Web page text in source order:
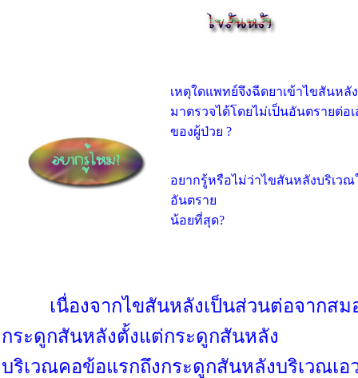
เหตุใดแพทย์จึงฉีดยาเข้าไขสันหลั
มาตรวจได้โดยไม่เป็นอันตรายต่อ
ของผู้ป่วย ?
อยากรู้หรือไม่ว่าไขสันหลังบริเวณ
อันตราย
น้อยที่สุด?
เนื่องจากไขสันหลังเป็นส่วนต่อจากสม
กระดูกสันหลังตั้งแต่กระดูกสันหลัง
บริเวณคอข้อแรกถึงกระดูกสันหลังบริเวณเอ